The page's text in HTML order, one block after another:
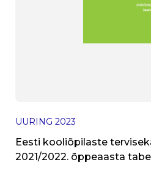
UURING 2023
Eesti kooliõpilaste
2021/2022. õppeaasta